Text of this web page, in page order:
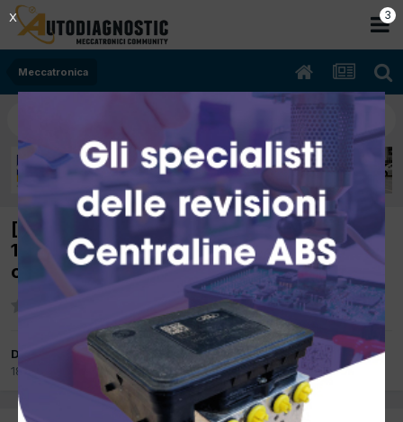
Meccatronica
[Gran Cherokee 07/2005 3000cc OM 642
160Kw Diesel] Smontaggio navigatore
originale, come si fa ?
Da enigma007
18 Settembre 2012inMeccatronica
2
X